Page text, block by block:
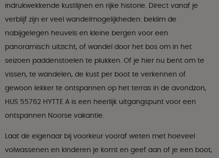
indrukwekkende kustlijnen en rijke historie. Direct vanaf je
verblijf zijn er veel wandelmogelijkheden: beklim de
nabijgelegen heuvels en kleine bergen voor een
panoramisch uitzicht, of wandel door het bos om in het
seizoen paddenstoelen te plukken. Of je hier nu bent om te
vissen, te wandelen, de kust per boot te verkennen of
gewoon lekker te ontspannen op het terras in de avondzon,
HUS 55762 HYTTE A is een heerlijk uitgangspunt voor een
ontspannen Noorse vakantie.
Laat de eigenaar bij voorkeur vooraf weten met hoeveel
volwassenen en kinderen je komt en geef aan of je een boot,